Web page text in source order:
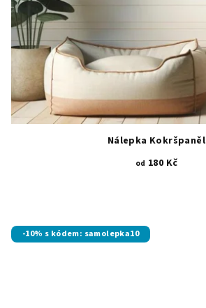
Nálepka Kokršpaněl
od 180 Kč
-10% s kódem: samolepka10